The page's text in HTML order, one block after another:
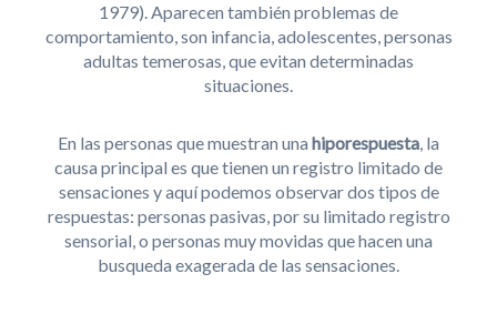
1979). Aparecen también problemas de
comportamiento, son infancia, adolescentes, personas
adultas temerosas, que evitan determinadas
situaciones.
En las personas que muestran una hiporespuesta, la
causa principal es que tienen un registro limitado de
sensaciones y aquí podemos observar dos tipos de
respuestas: personas pasivas, por su limitado registro
sensorial, o personas muy movidas que hacen una
busqueda exagerada de las sensaciones.